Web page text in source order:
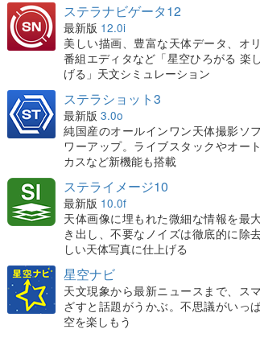
ステラナビゲータ12
最新版 12.0i
美しい描画、豊富な天体データ、オ
番組エディタなど「星空ひろがる 楽
げる」天文シミュレーション
ステラショット3
最新版 3.0o
純国産のオールインワン天体撮影ソ
ワーアップ。ライブスタックやオー
カスなど新機能も搭載
ステライメージ10
最新版 10.0f
天体画像に埋もれた微細な情報を最
き出し、不要なノイズは徹底的に除
しい天体写真に仕上げる
星空ナビ
天文現象から最新ニュースまで、ス
ざすと話題がうかぶ。不思議がいっ
空を楽しもう